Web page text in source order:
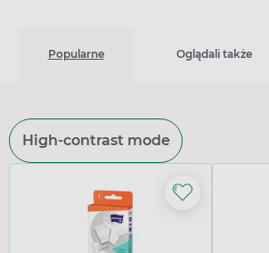
Popularne Oglądali także
High-contrast mode